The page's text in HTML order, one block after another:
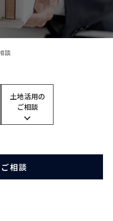
談
土地活用の
ご相談
相談